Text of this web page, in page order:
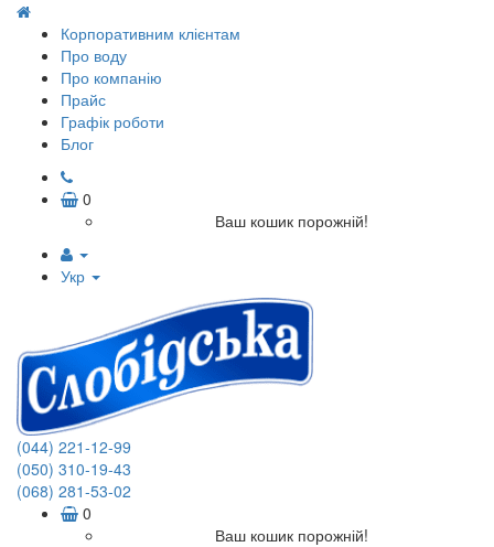
Корпоративним клієнтам
Про воду
Про компанію
Прайс
Графік роботи
Блог
0
Ваш кошик порожній!
Укр
(044) 221-12-99
(050) 310-19-43
(068) 281-53-02
0
Ваш кошик порожній!